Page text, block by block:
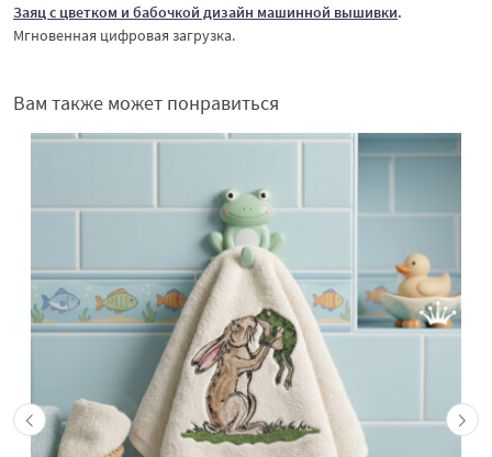
Заяц с цветком и бабочкой дизайн машинной вышивки.
Мгновенная цифровая загрузка.
Вам также может понравиться